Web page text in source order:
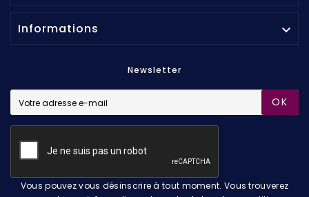
Informations 
Newsletter
OK
Vous pouvez vous désinscrire à tout moment. Vous trouverez